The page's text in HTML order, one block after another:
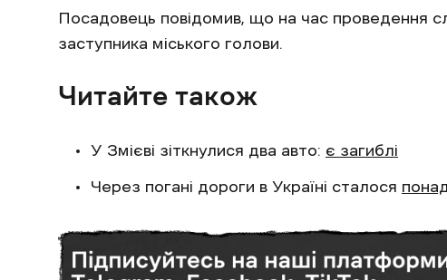
Посадовець повідомив, що на час проведення
заступника міського голови.
Читайте також
У Змієві зіткнулися два авто: є загиблі
Через погані дороги в Україні сталося